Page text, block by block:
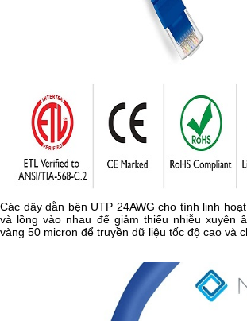
Các dây dẫn bện UTP 24AWG cho tính linh
và lồng vào nhau để giảm thiểu nhiễu xuyên
vàng 50 micron để truyền dữ liệu tốc độ cao và